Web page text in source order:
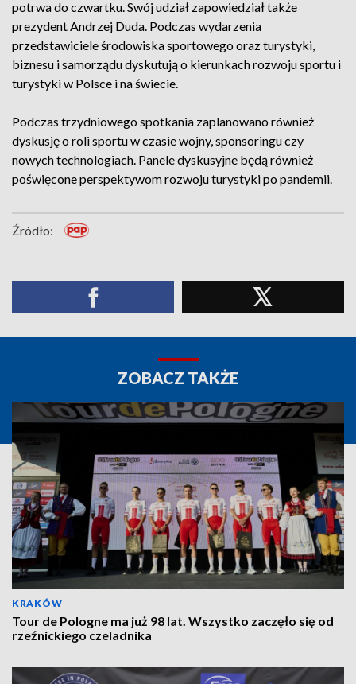
potrwa do czwartku. Swój udział zapowiedział także
prezydent Andrzej Duda. Podczas wydarzenia
przedstawiciele środowiska sportowego oraz turystyki,
biznesu i samorządu dyskutują o kierunkach rozwoju sportu i
turystyki w Polsce i na świecie.
Podczas trzydniowego spotkania zaplanowano również
dyskusję o roli sportu w czasie wojny, sponsoringu czy
nowych technologiach. Panele dyskusyjne będą również
poświęcone perspektywom rozwoju turystyki po pandemii.
Źródło:
ZOBACZ TAKŻE
KRAKÓW
Tour de Pologne ma już 98 lat. Wszystko zaczęło się od
rzeźnickiego czeladnika